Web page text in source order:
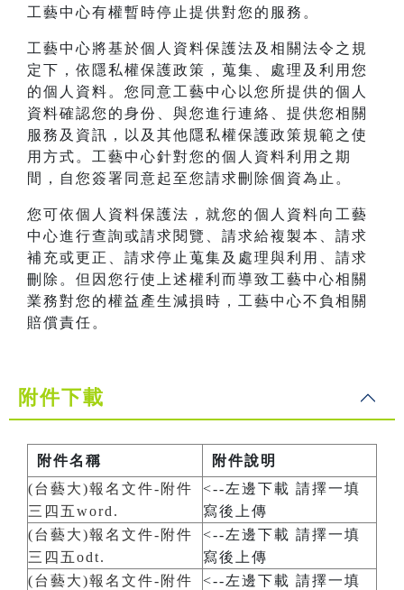
工藝中心有權暫時停止提供對您的服務。
工藝中心將基於個人資料保護法及相關法令之規
定下，依隱私權保護政策，蒐集、處理及利用您
的個人資料。您同意工藝中心以您所提供的個人
資料確認您的身份、與您進行連絡、提供您相關
服務及資訊，以及其他隱私權保護政策規範之使
用方式。工藝中心針對您的個人資料利用之期
間，自您簽署同意起至您請求刪除個資為止。
您可依個人資料保護法，就您的個人資料向工藝
中心進行查詢或請求閱覽、請求給複製本、請求
補充或更正、請求停止蒐集及處理與利用、請求
刪除。但因您行使上述權利而導致工藝中心相關
業務對您的權益產生減損時，工藝中心不負相關
賠償責任。
附件下載
附件名稱
附件說明
(台藝大)報名文件-附件
三四五word.
<--左邊下載 請擇一填
寫後上傳
(台藝大)報名文件-附件
三四五odt.
<--左邊下載 請擇一填
寫後上傳
(台藝大)報名文件-附件
<--左邊下載 請擇一填